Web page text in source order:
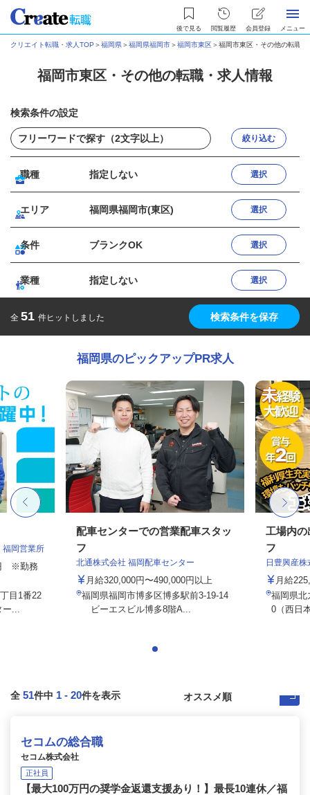
後で見る 閲覧履歴 会員登録 メニュー
クリエイト転職・求人TOP ＞福岡県＞福岡県福岡市＞福岡市東区＞福岡市東区・その他の転職
福岡市東区・その他の転職・求人情報
検索条件の設定
絞り込む
職種 指定しない 選択
エリア 福岡県福岡市(東区) 選択
条件 ブランクOK 選択
業種 指定しない 選択
全 51 件ヒットしました 検索条件を保存
福岡県のピックアップPR求人
岡営業所
※勤務
目1番22
...
配車センターでの営業配車スタッ
フ
北通株式会社 福岡配車センター
月給320,000円〜490,000円以上
福岡県福岡市博多区博多駅前3-19-14
ビーエスビル博多8階A...
工場内の
フ
日豊興産株
月給
福岡県北
0（西日
全 51件中 1 - 20件を表示
セコムの総合職
セコム株式会社
正社員
【最大100万円の奨学金返還支援あり！】最長10連休／福